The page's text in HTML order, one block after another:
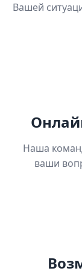
Вашей
Наша
ваши